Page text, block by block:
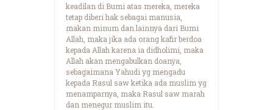
keadilan di Bumi atas mereka, mereka
tetap diberi hak sebagai manusia,
makan minum dan lainnya dari Bumi
Allah, maka jika ada orang kafir berdoa
kepada Allah karena ia didholimi, maka
Allah akan mengabulkan doanya,
sebagaimana Yahudi yg mengadu
kepada Rasul saw ketika ada muslim yg
menamparnya, maka Rasul saw marah
dan menegur muslim itu.